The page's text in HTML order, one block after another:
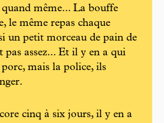
même... La bouffe
le même repas chaque
un petit morceau de pain de
pas assez... Et il y en a qui
mais la police, ils
cinq à six jours, il y en a